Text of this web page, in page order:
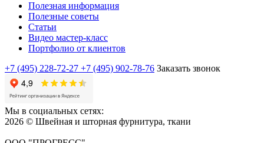
Полезная информация
Полезные советы
Статьи
Видео мастер-класс
Портфолио от клиентов
+7 (495) 228-72-27 +7 (495) 902-78-76 Заказать звонок
Мы в социальных сетях:
2026 © Швейная и шторная фурнитура, ткани